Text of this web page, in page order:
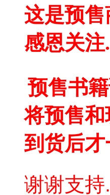
这是预
感恩关注.
预售书
将预售
到货后
谢谢支持.